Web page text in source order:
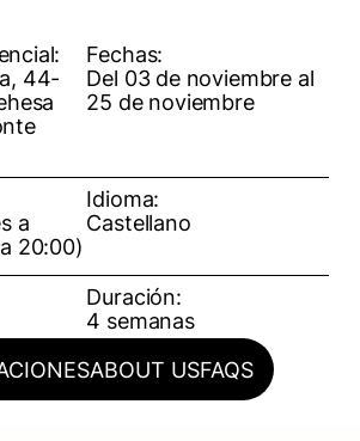
ABOUT USFAQS
44-
Fechas:
Del 03 de noviembre al
25 de noviembre
a
20:00)
Idioma:
Castellano
Duración:
4 semanas